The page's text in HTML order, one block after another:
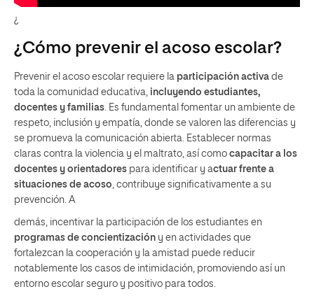
¿
¿Cómo prevenir el acoso escolar?
Prevenir el acoso escolar requiere la participación activa de
toda la comunidad educativa, incluyendo estudiantes,
docentes y familias . Es fundamental fomentar un ambiente de
respeto, inclusión y empatía, donde se valoren las diferencias y
se promueva la comunicación abierta. Establecer normas
claras contra la violencia y el maltrato, así como capacitar a los
docentes y orientadores para identificar y actuar frente a
situaciones de acoso , contribuye significativamente a su
prevención. A
demás, incentivar la participación de los estudiantes en
programas de concientización y en actividades que
fortalezcan la cooperación y la amistad puede reducir
notablemente los casos de intimidación, promoviendo así un
entorno escolar seguro y positivo para todos.